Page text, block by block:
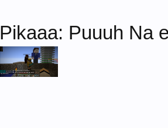
Pikaaa: Puuuh Na